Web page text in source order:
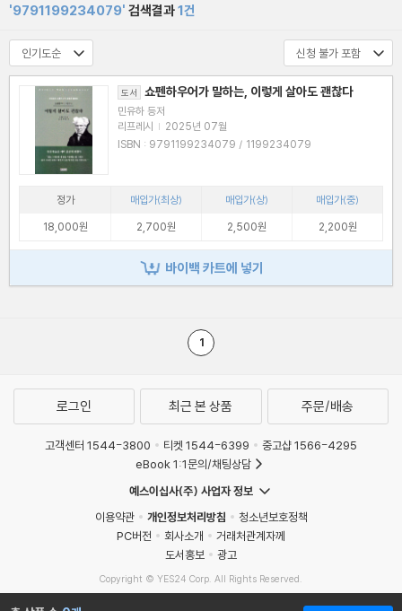
'9791199234079' 검색결과1건
도서 쇼펜하우어가 말하는, 이렇게 살아도 괜찮다
민유하 등저
리프레시 | 2025년 07월
ISBN : 9791199234079 / 1199234079
정가 매입가(최상) 매입가(상)
매입가(중)
18,000원
2,700원 2,500원 2,200원
바이백 카트에 넣기
1
로그인 최근 본 상품 주문/배송
고객센터 1544-3800 티켓 1544-6399
중고샵 1566-4295
eBook 1:1문의/채팅상담
예스이십사(주) 사업자 정보
이용약관
개인정보처리방침
청소년보호정책
PC버전
회사소개
거래처관계자께
도서홍보
광고
Copyright © YES24 Corp. All Rights Reserved.
MATOM12